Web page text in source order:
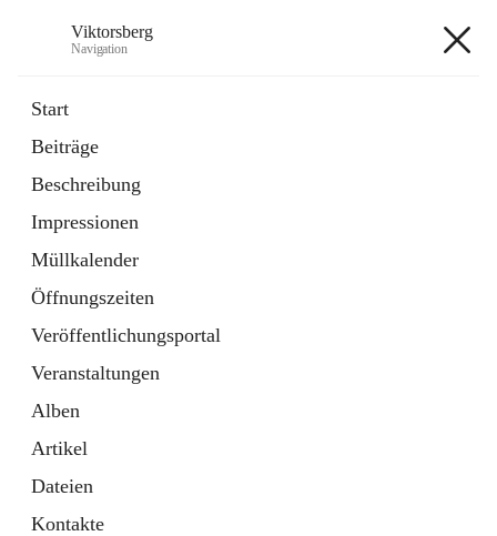
Viktorsberg
Navigation
Start
Beiträge
Beschreibung
Impressionen
Müllkalender
Öffnungszeiten
Veröffentlichungsportal
Veranstaltungen
Alben
Artikel
Dateien
Kontakte
1 Schnellzugriff
Bürgerservice
10 Schnellzugriffe